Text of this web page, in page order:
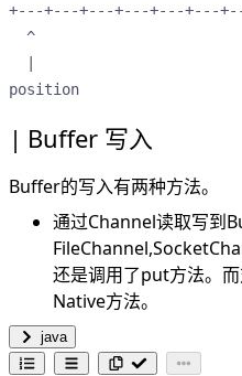
+---+---+---+---+---
^
position
Buffer 写入
Buffer的写入有两种方法。
通过Channel读取写到
还是调用了put方法。
Native方法。
java